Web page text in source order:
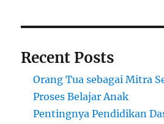
Recent Posts
Orang Tua sebagai Mitra
Proses Belajar Anak
Pentingnya Pendidikan